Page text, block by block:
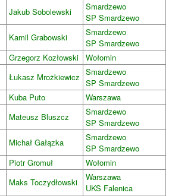
Jakub Sobolewski
Smardzewo
SP Smardzewo
Kamil Grabowski
Smardzewo
SP Smardzewo
Grzegorz Kozłowski
Wołomin
Łukasz Mrożkiewicz Smardzewo
SP Smardzewo
Kuba Puto
Warszawa
Mateusz Bluszcz
Smardzewo
SP Smardzewo
Michał Gałązka
Smardzewo
SP Smardzewo
Piotr Gromuł
Wołomin
Maks Toczydłowski
Warszawa
UKS Falenica